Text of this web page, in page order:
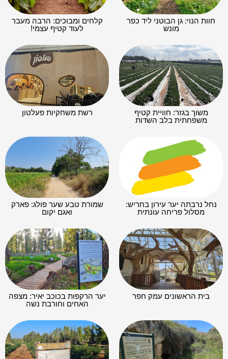
חוות הנוי: גן הבוטני ליד כפר
מונש
קלחים ומבוכים: הרבה מעבר
לעוד קטיף עצמי!
משוך בגזר: חוויית קטיף
משפחתית בלב השדות
רשת משחקיות פעלטון
נחל נרבתה יער עירון בחריש:
מסלול פריחה עונתית
שמורת טבע שער פולג: פארק
ואגם יקום
בית הראשונים עמק חפר
יער הרקפות בכוכב יאיר: מצפה
האחים וחורבת נשה